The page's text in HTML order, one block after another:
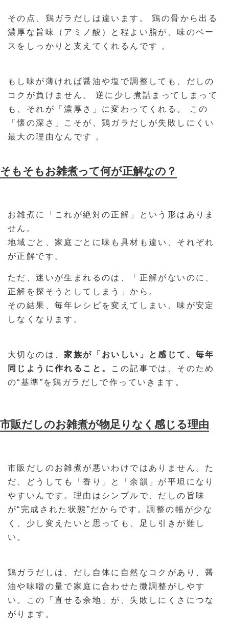
その点、鶏ガラだしは違います。 鶏の骨から出る
濃厚な旨味（アミノ酸）と程よい脂が、味のベー
スをしっかりと支えてくれるんです 。
もし味が薄ければ醤油や塩で調整しても、だしの
コクが負けません。 逆に少し煮詰まってしまって
も、それが「濃厚さ」に変わってくれる。 この
「懐の深さ」こそが、鶏ガラだしが失敗しにくい
最大の理由なんです 。
そもそもお雑煮って何が正解なの？
お雑煮に「これが絶対の正解」という形はありま
せん。
地域ごと、家庭ごとに味も具材も違い、それぞれ
が正解です。
ただ、迷いが生まれるのは、「正解がないのに、
正解を探そうとしてしまう」から。
その結果、毎年レシピを変えてしまい、味が安定
しなくなります。
大切なのは、家族が「おいしい」と感じて、毎年
同じように作れること。 この記事では、そのため
の“基準”を鶏ガラだしで作っていきます。
市販だしのお雑煮が物足りなく感じる理由
市販だしのお雑煮が悪いわけではありません。た
だ、どうしても「香り」と「余韻」が平坦になり
やすいんです。理由はシンプルで、だしの旨味
が“完成された状態”だからです。調整の幅が少な
く、少し変えたいと思っても、足し引きが難し
い。
鶏ガラだしは、だし自体に自然なコクがあり、醤
油や味噌の量で家庭に合わせた微調整がしやす
い。この「直せる余地」が、失敗しにくさにつな
がります。